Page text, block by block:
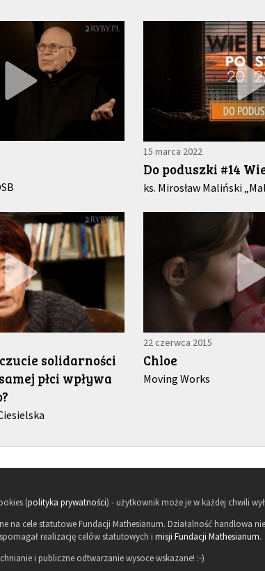
15 marca 2022
Do poduszki #14
ks. Mirosław Maliński
solidarności
płci wpływa
22 czerwca 2015
Chloe
Moving Works
(polityka prywatności) - użytkownik może je w każdej chwili
na cele statutowe Fundacji Mathesianum. Działalność handlowa
realizację celów statutowych i misji Fundacji Mathesianum.
i publiczne odtwarzanie wysoce wskazane! :-)